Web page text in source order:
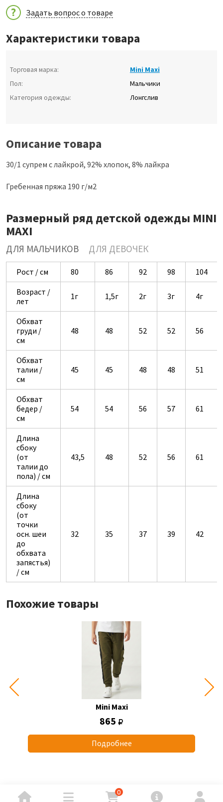
Задать вопрос о товаре
Характеристики товара
Торговая марка:
Mini Maxi
Пол:
Мальчики
Категория одежды:
Лонгслив
Описание товара
30/1 супрем с лайкрой, 92% хлопок, 8% лайкра
Гребенная пряжа 190 г/м2
Размерный ряд детской одежды MINI
MAXI
ДЛЯ МАЛЬЧИКОВ ДЛЯ ДЕВОЧЕК
Рост / см 80 86 92 98
104
Возраст /
лет
1г 1,5г 2г 3г 4г
Обхват
груди /
см
48 48 52 52 56
Обхват
талии /
см
45 45 48 48 51
Обхват
бедер /
см
54 54 56 57 61
Длина
сбоку
(от
талии до
пола) / см
43,5 48 52 56 61
Длина
сбоку
(от
точки
осн. шеи
до
обхвата
запястья)
/ см
32 35 37 39 42
Похожие товары
Mini Maxi
865
Подробнее
0